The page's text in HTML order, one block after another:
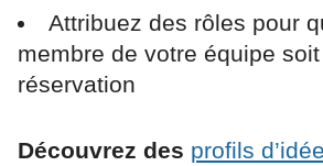
Attribuez des rôles pour
membre de votre équipe soit
réservation
Découvrez des profils